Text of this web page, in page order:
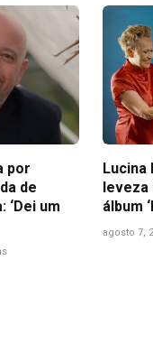
por
de
um
álbum
agosto 7,